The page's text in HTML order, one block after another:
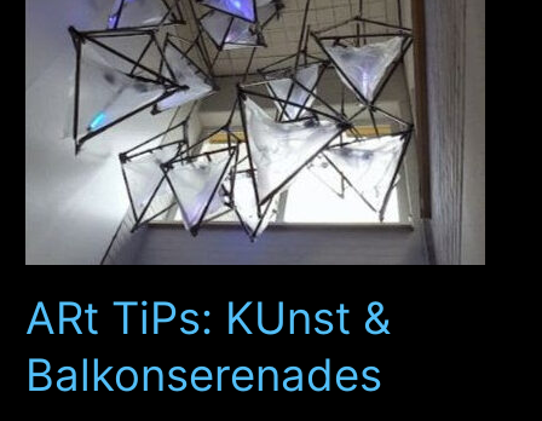
uitdaging?
middelbaar
ARt TiPs: KUnst &
Balkonserenades